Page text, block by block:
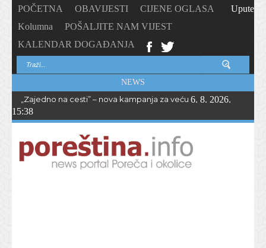
POČETNA OBAVIJESTI
CIJENE OGLASA
Kolumna
POŠALJITE NAM VIJEST
KALENDAR DOGAĐANJA
Upute
NEWS
„Zajedno na cesti” – nova kampanja za veću sigurnost biciklista
6. 8. 2026.
15:38